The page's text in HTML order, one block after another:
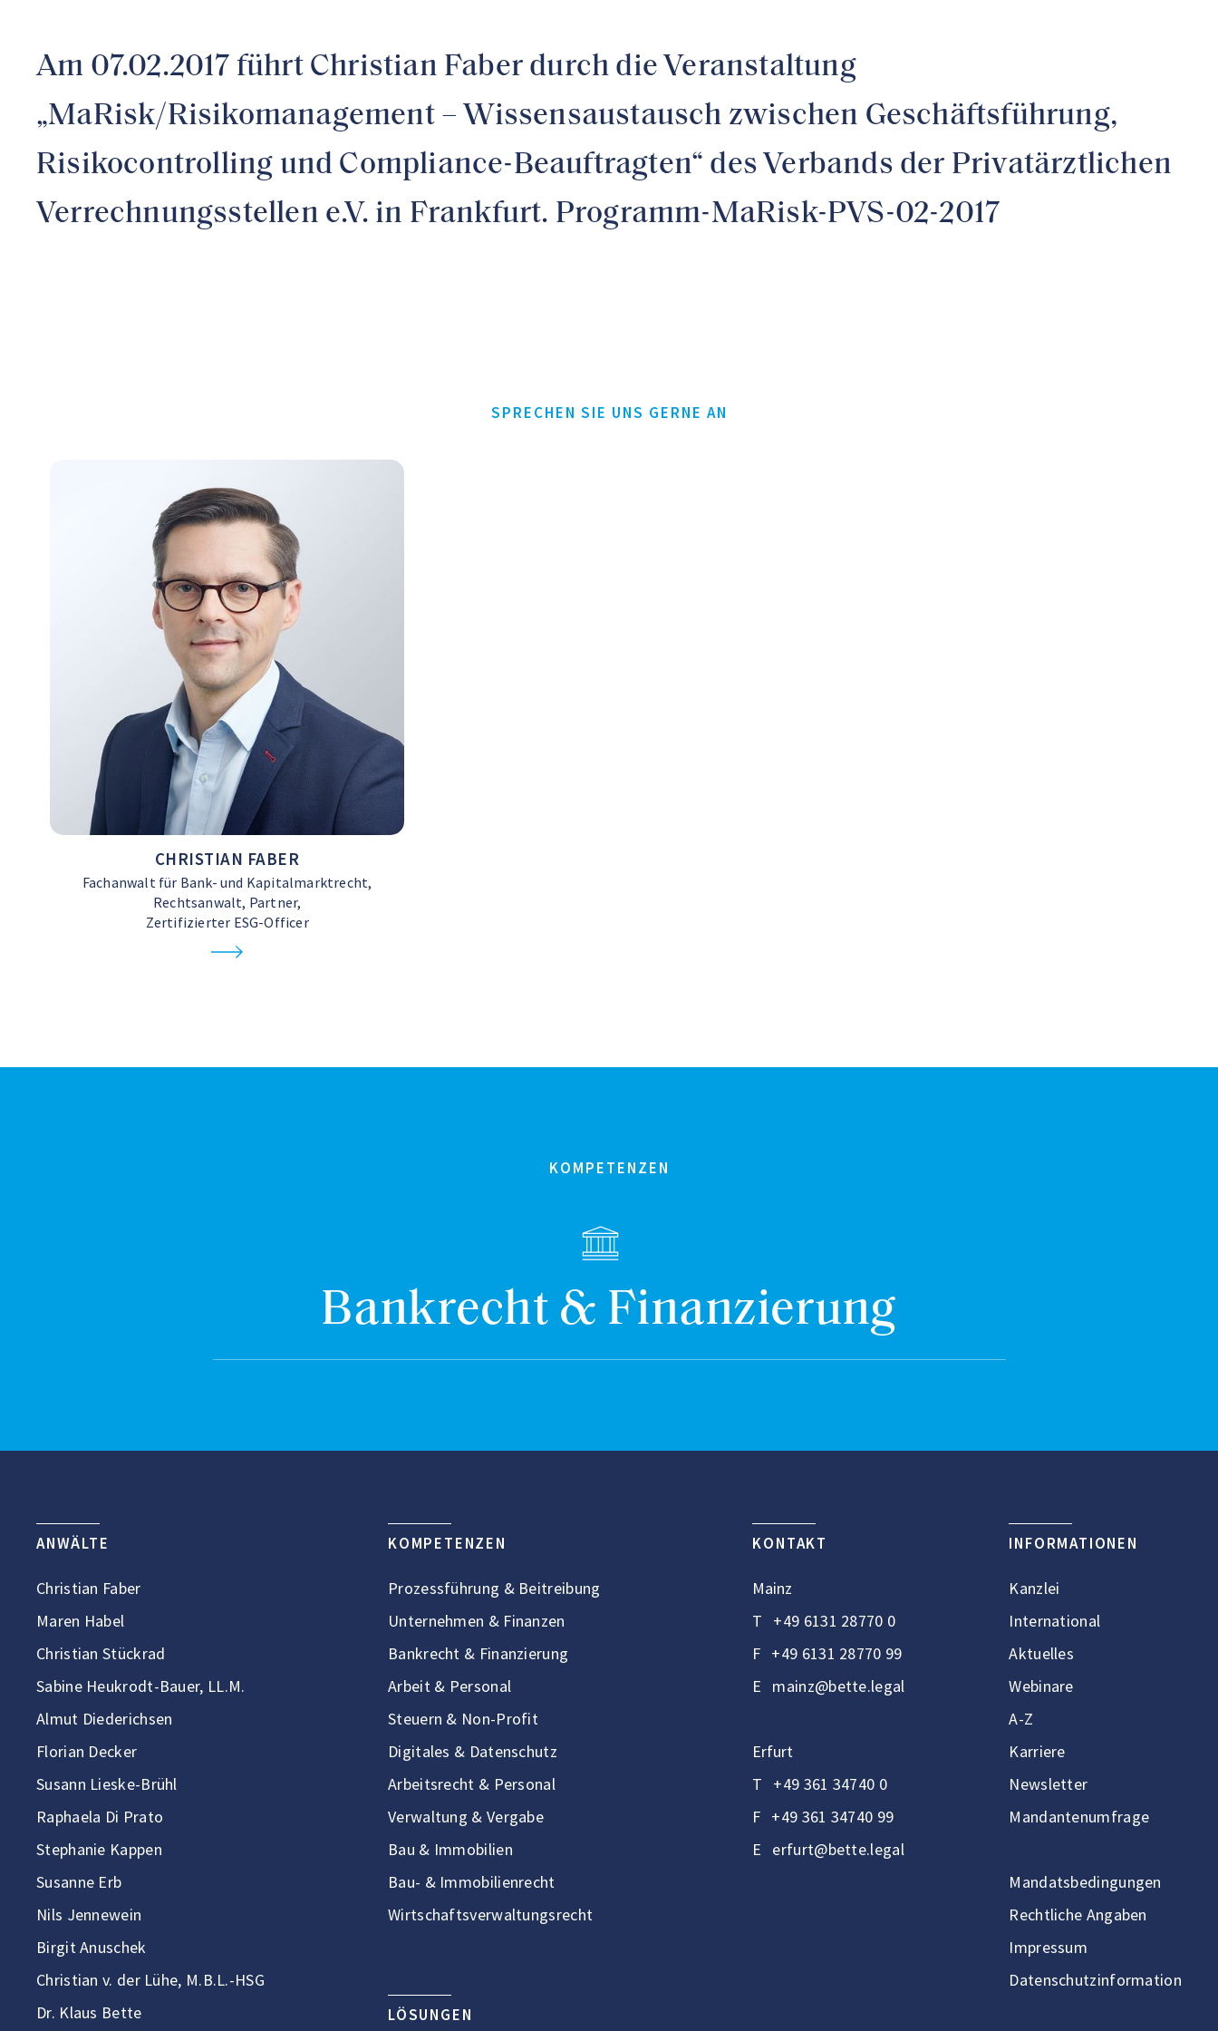
Am 07.02.2017 führt Christian Faber durch die Veranstaltung
„MaRisk/Risikomanagement – Wissensaustausch zwischen Geschäftsführung,
Risikocontrolling und Compliance-Beauftragten“ des Verbands der Privatärztlichen
Verrechnungsstellen e.V. in Frankfurt. Programm-MaRisk-PVS-02-2017
SPRECHEN SIE UNS GERNE AN
CHRISTIAN FABER
Fachanwalt für Bank- und Kapitalmarktrecht,
Rechtsanwalt, Partner,
Zertifizierter ESG-Officer
KOMPETENZEN
Bankrecht & Finanzierung
ANWÄLTE
Christian Faber
Maren Habel
Christian Stückrad
Sabine Heukrodt-Bauer, LL.M.
Almut Diederichsen
Florian Decker
Susann Lieske-Brühl
Raphaela Di Prato
Stephanie Kappen
Susanne Erb
Nils Jennewein
Birgit Anuschek
Christian v. der Lühe, M.B.L.-HSG
Dr. Klaus Bette
KOMPETENZEN
Prozessführung & Beitreibung
Unternehmen & Finanzen
Bankrecht & Finanzierung
Arbeit & Personal
Steuern & Non-Profit
Digitales & Datenschutz
Arbeitsrecht & Personal
Verwaltung & Vergabe
Bau & Immobilien
Bau- & Immobilienrecht
Wirtschaftsverwaltungsrecht
LÖSUNGEN
KONTAKT
Mainz
T +49 6131 28770 0
F +49 6131 28770 99
E mainz@bette.legal
Erfurt
T +49 361 34740 0
F +49 361 34740 99
E erfurt@bette.legal
INFORMATIONEN
Kanzlei
International
Aktuelles
Webinare
A-Z
Karriere
Newsletter
Mandantenumfrage
Mandatsbedingungen
Rechtliche Angaben
Impressum
Datenschutzinformation